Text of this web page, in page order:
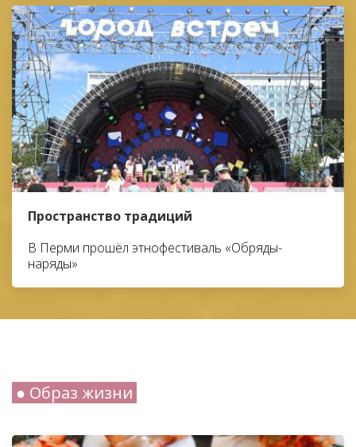
Пространство традиций
В Перми прошёл этнофестиваль «Обряды-
наряды»
● Образ жизни